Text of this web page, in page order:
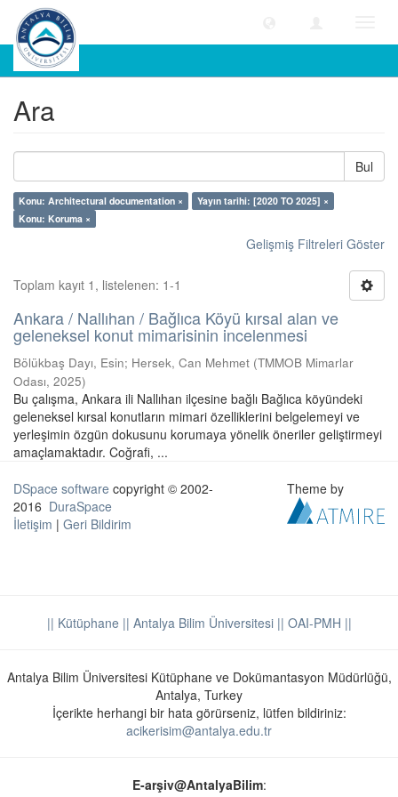
Ara
Ara
Bul
Konu: Architectural documentation ×
Yayın tarihi: [2020 TO 2025] ×
Konu: Koruma ×
Gelişmiş Filtreleri Göster
Toplam kayıt 1, listelenen: 1-1
Ankara / Nallıhan / Bağlıca Köyü kırsal alan ve
geleneksel konut mimarisinin incelenmesi
Bölükbaş Dayı, Esin; Hersek, Can Mehmet (TMMOB Mimarlar
Odası, 2025)
Bu çalışma, Ankara ili Nallıhan ilçesine bağlı Bağlıca köyündeki
geleneksel kırsal konutların mimari özelliklerini belgelemeyi ve
yerleşimin özgün dokusunu korumaya yönelik öneriler geliştirmeyi
amaçlamaktadır. Coğrafi, ...
DSpace software copyright © 2002-
2016 DuraSpace
İletişim | Geri Bildirim
Theme by
|| Kütüphane || Antalya Bilim Üniversitesi || OAI-PMH ||
Antalya Bilim Üniversitesi Kütüphane ve Dokümantasyon Müdürlüğü,
Antalya, Turkey
İçerikte herhangi bir hata görürseniz, lütfen bildiriniz:
acikerisim@antalya.edu.tr
E-arşiv@AntalyaBilim: